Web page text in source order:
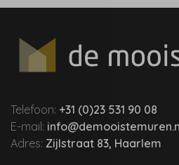
Telefoon: +31 (0)23 531 90 08
E-mail:
Adres: Zijlstraat 83, Haarlem